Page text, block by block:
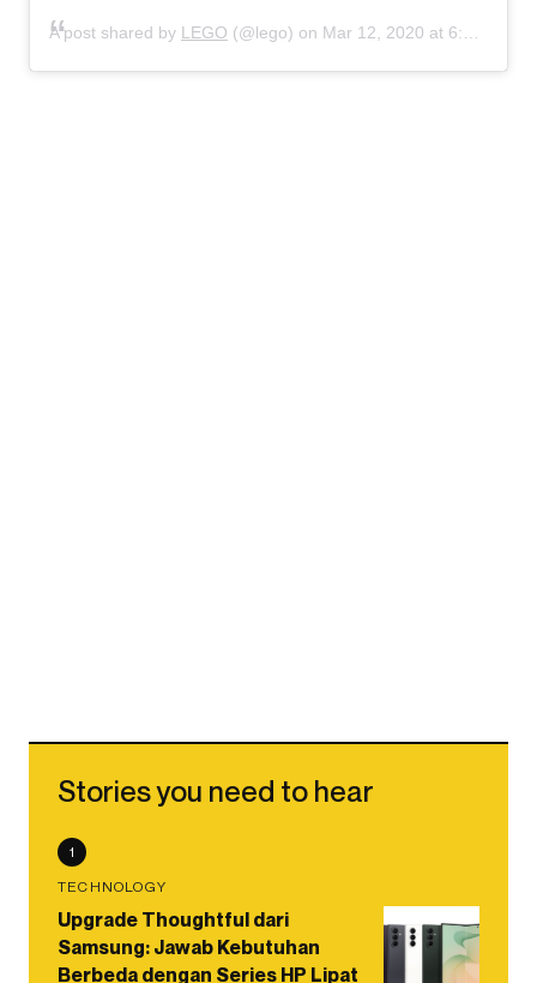
A post shared by LEGO (@lego) on Mar 12, 2020 at 6:01am PDT
Stories you need to hear
1
TECHNOLOGY
Upgrade Thoughtful dari
Samsung: Jawab Kebutuhan
Berbeda dengan Series HP Lipat